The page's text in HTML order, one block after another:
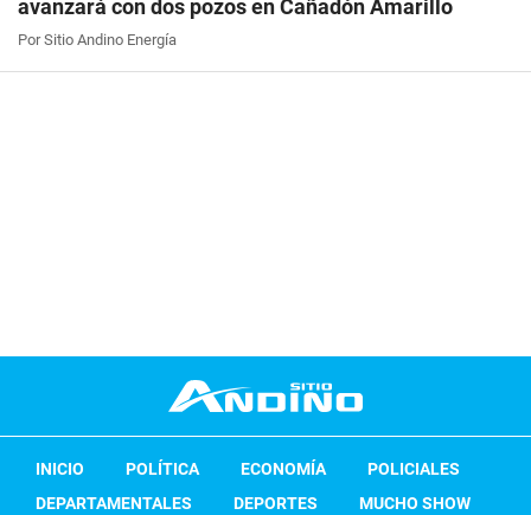
avanzará con dos pozos en Cañadón Amarillo
Por Sitio Andino Energía
INICIO POLÍTICA ECONOMÍA
POLICIALES
DEPARTAMENTALES
DEPORTES MUCHO SHOW